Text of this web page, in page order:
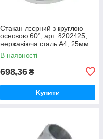
Стакан лєєрний з круглою
основою 60°, арт. 8202425,
нержавіюча сталь А4, 25мм
В наявності
698,36 ₴
Купити